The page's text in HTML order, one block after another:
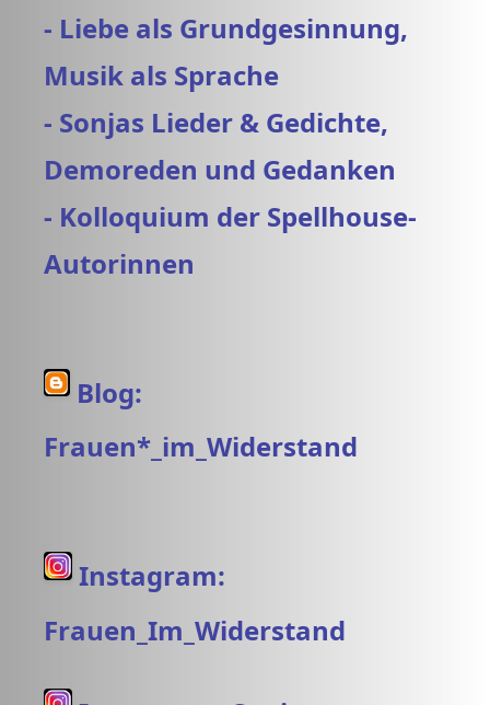
- Liebe als Grundgesinnung,
Musik als Sprache
- Sonjas Lieder & Gedichte,
Demoreden und Gedanken
- Kolloquium der Spellhouse-
Autorinnen
Blog:
Frauen*_im_Widerstand
Instagram:
Frauen_Im_Widerstand